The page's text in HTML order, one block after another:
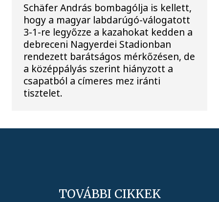
Schäfer András bombagólja is kellett,
hogy a magyar labdarúgó-válogatott
3-1-re legyőzze a kazahokat kedden a
debreceni Nagyerdei Stadionban
rendezett barátságos mérkőzésen, de
a középpályás szerint hiányzott a
csapatból a címeres mez iránti
tisztelet.
TOVÁBBI CIKKEK